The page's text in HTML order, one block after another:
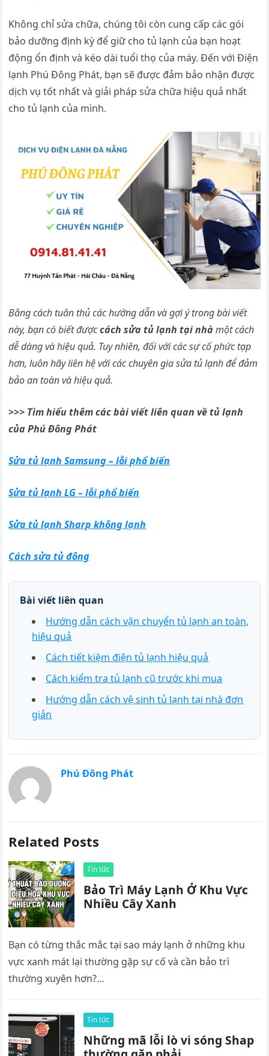
Không chỉ sửa chữa, chúng tôi còn cung cấp các gói
bảo dưỡng định kỳ để giữ cho tủ lạnh của bạn hoạt
động ổn định và kéo dài tuổi thọ của máy. Đến với Điện
lạnh Phú Đông Phát, bạn sẽ được đảm bảo nhận được
dịch vụ tốt nhất và giải pháp sửa chữa hiệu quả nhất
cho tủ lạnh của mình.
Bằng cách tuân thủ các hướng dẫn và gợi ý trong bài viết
này, bạn có biết đượccách sửa tủ lạnh tại nhàmột cách
dễ dàng và hiệu quả. Tuy nhiên, đối với các sự cố phức tạp
hơn, luôn hãy liên hệ với các chuyên gia sửa tủlạnh để đảm
bảo an toàn và hiệu quả.
>>> Tìm hiểu thêm các bài viết liên quan về tủ lạnh
của Phú Đông Phát
Sửa tủ lạnh Samsung – lỗi phổ biến
Sửa tủ lạnh LG – lỗi phổ biến
Sửa tủ lạnh Sharp không lạnh
Cách sửa tủ đông
Bài viết liên quan
Hướng dẫn cách vận chuyển tủ lạnh an toàn,
hiệu quả
Cách tiết kiệm điện tủ lạnh hiệu quả
Cách kiểm tra tủ lạnh cũ trước khi mua
Hướng dẫn cách vệ sinh tủ lạnh tại nhà đơn
giản
Phú Đông Phát
Related Posts
Tin tức
Bảo Trì Máy Lạnh Ở Khu Vực
Nhiều Cây Xanh
Bạn có từng thắc mắc tại sao máy lạnh ở những khu
vực xanh mát lại thường gặp sự cố và cần bảo trì
thường xuyên hơn?…
Tin tức
Những mã lỗi lò vi sóng Shap